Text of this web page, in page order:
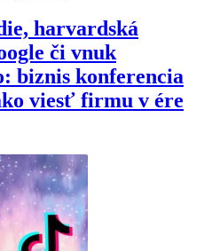
harvardská
či vnuk
biznis konferencia
viesť firmu v ére